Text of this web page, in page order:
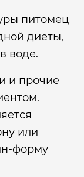
питомец
диеты,
воде.
и прочие
или
форму